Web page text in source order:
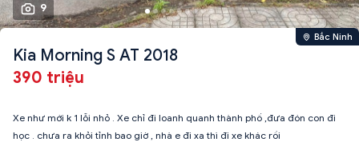
9
Bắc Ninh
Kia Morning S AT 2018
390 triệu
Xe như mới k 1 lỗi nhỏ . Xe chỉ đi loanh quanh thành phố ,đưa đón con đi
học . chưa ra khỏi tỉnh bao giờ , nhà e đi xa thì đi xe khác rồi